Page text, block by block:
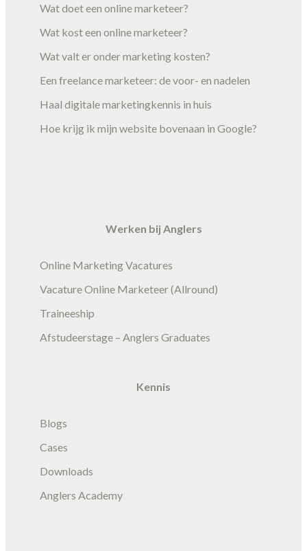
Wat doet een online marketeer?
Wat kost een online marketeer?
Wat valt er onder marketing kosten?
Een freelance marketeer: de voor- en nadelen
Haal digitale marketingkennis in huis
Hoe krijg ik mijn website bovenaan in Google?
Werken bij Anglers
Online Marketing Vacatures
Vacature Online Marketeer (Allround)
Traineeship
Afstudeerstage – Anglers Graduates
Kennis
Blogs
Cases
Downloads
Anglers Academy